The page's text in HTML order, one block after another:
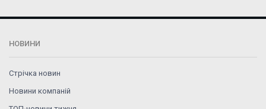
НОВИНИ
Стрічка новин
Новини компаній